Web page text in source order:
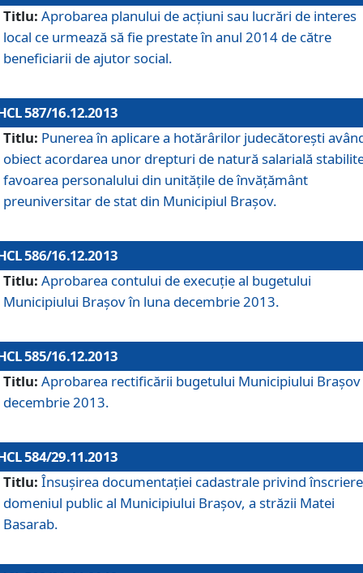
Titlu: Aprobarea planului de acţiuni sau lucrări de interes
local ce urmează să fie prestate în anul 2014 de către
beneficiarii de ajutor social.
587/16.12.2013
Titlu: Punerea în aplicare a hotărârilor judecătoreşti
obiect acordarea unor drepturi de natură salarială
favoarea personalului din unităţile de învăţământ
preuniversitar de stat din Municipiul Braşov.
586/16.12.2013
Titlu: Aprobarea contului de execuţie al bugetului
Municipiului Braşov în luna decembrie 2013.
585/16.12.2013
Titlu: Aprobarea rectificării bugetului Municipiului Braşov
decembrie 2013.
584/29.11.2013
Titlu: Însuşirea documentaţiei cadastrale privind
domeniul public al Municipiului Braşov, a străzii Matei
Basarab.